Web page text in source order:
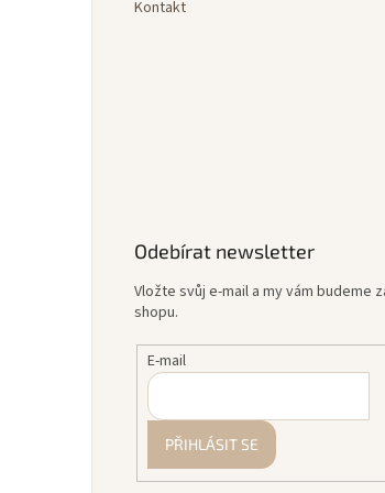
Kontakt
Odebírat newsletter
Vložte svůj e-mail a my vám budeme
shopu.
E-mail
PŘIHLÁSIT SE